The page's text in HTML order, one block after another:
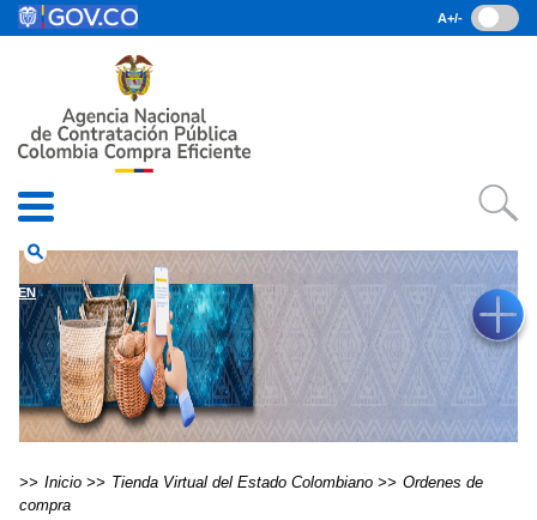
Pasar al contenido principal
• Consulta RUES
• Preguntas Frecuentes
search
EN
A+/-
Inicio Tienda Virtual del Estado Colombiano
Ordenes de
compra